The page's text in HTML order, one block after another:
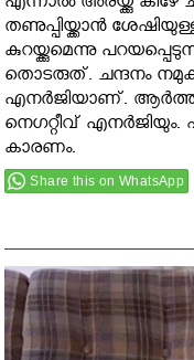
എന്നാല്‍ അരയ്ക്കു
തണുപ്പിയ്ക്കാന്‍
കുറയ്ക്കുമെന്നു
തൊടരുത്. ചന്ദനം
എനര്‍ജിയാണ്.
നെഗറ്റീവ്
കാരണം.
Share this on WhatsApp